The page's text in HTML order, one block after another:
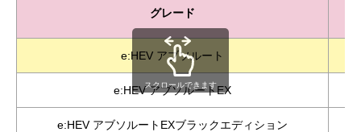
グレード
e:HEV アブソルート
e:HEV アブソルートEX
e:HEV アブソルートEXブラックエディション
スクロールできます